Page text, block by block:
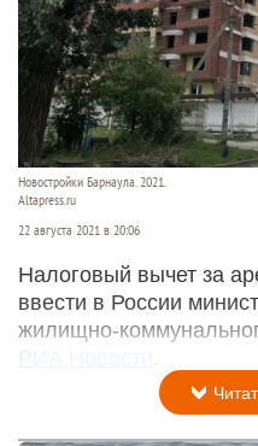
Новостройки Барнаула. 2021.
Altapress.ru
22 августа 2021 в 20:06
Налоговый вычет за
ввести в России
жилищно-
РИА Новости